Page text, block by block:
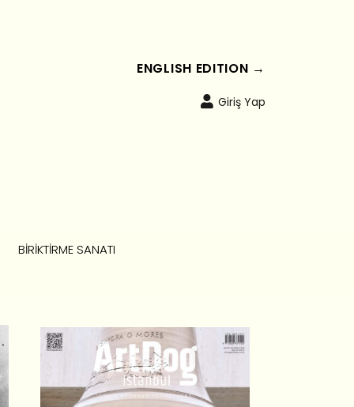
ENGLISH EDITION →
Giriş Yap
BIRIKTIRME SANATI